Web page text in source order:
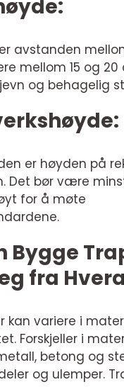
avstanden
mellom 15 og
og behagelig
er høyden på
Det bør være
for å møte
Bygge
fra
kan variere i
Forskjeller i
betong og
og ulemper.